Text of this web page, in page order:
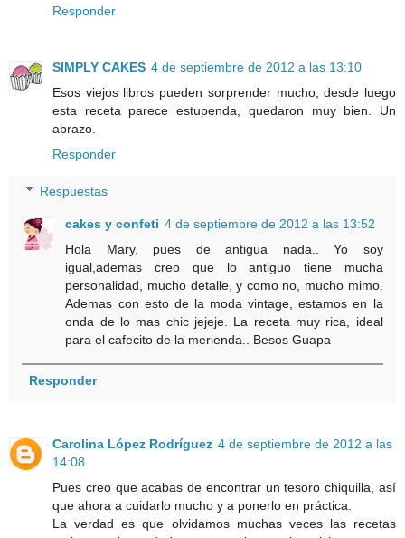
Responder
SIMPLY CAKES 4 de septiembre de 2012 a las 13:10
Esos viejos libros pueden sorprender mucho, desde luego
esta receta parece estupenda, quedaron muy bien. Un
abrazo.
Responder
Respuestas
cakes y confeti 4 de septiembre de 2012 a las 13:52
Hola Mary, pues de antigua nada.. Yo soy
igual,ademas creo que lo antiguo tiene mucha
personalidad, mucho detalle, y como no, mucho mimo.
Ademas con esto de la moda vintage, estamos en la
onda de lo mas chic jejeje. La receta muy rica, ideal
para el cafecito de la merienda.. Besos Guapa
Responder
Carolina López Rodríguez 4 de septiembre de 2012 a las
14:08
Pues creo que acabas de encontrar un tesoro chiquilla, así
que ahora a cuidarlo mucho y a ponerlo en práctica.
La verdad es que olvidamos muchas veces las recetas